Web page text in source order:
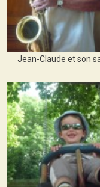
Jean-Claude et son